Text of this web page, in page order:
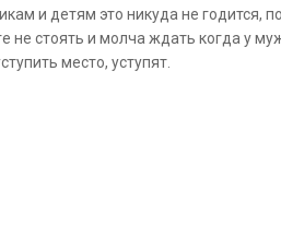
и детям это никуда не
не стоять и молча ждать когда у
место, уступят.